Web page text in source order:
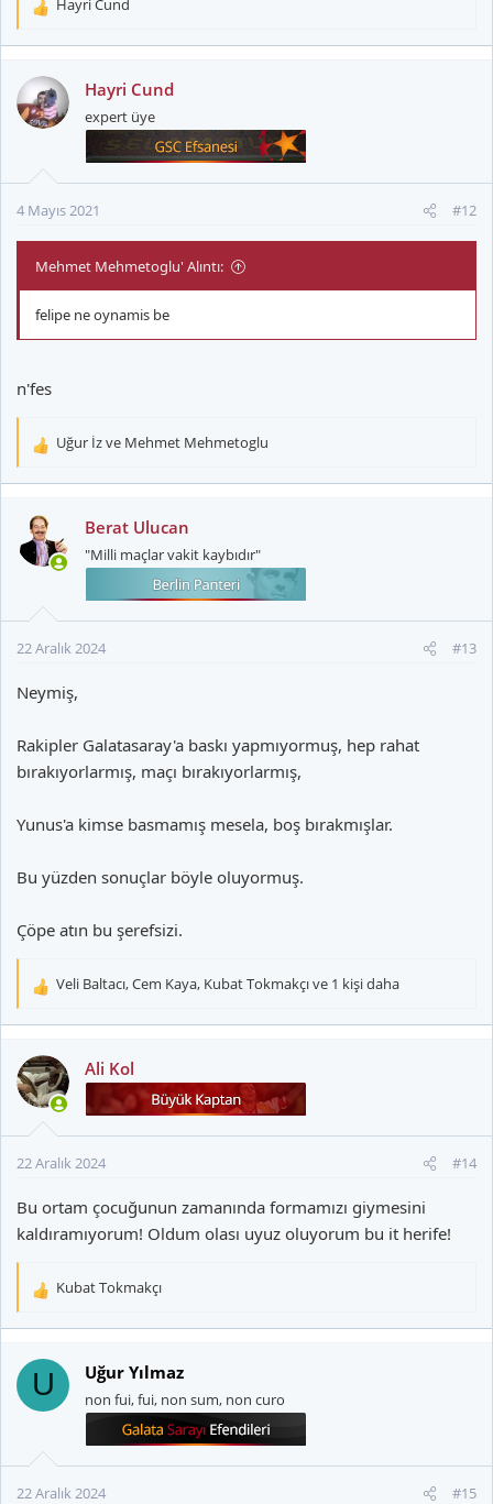
T
k
i
l
Hayri Cund
Hayri Cund
expert üye
4 Mayıs 2021 #12
Mehmet Mehmetoglu' Alıntı:
felipe ne oynamis be
n'fes
T
k
i
l
Uğur İzve Mehmet Mehmetoglu
Berat Ulucan
"Milli maçlar vakit kaybıdır"
22 Aralık 2024 #13
Neymiş,
Rakipler Galatasaray'a baskı yapmıyormuş, hep rahat
bırakıyorlarmış, maçı bırakıyorlarmış,
Yunus'a kimse basmamış mesela, boş bırakmışlar.
Bu yüzden sonuçlar böyle oluyormuş.
Çöpe atın bu şerefsizi.
T
k
i
l
:
Veli Baltacı,Cem Kaya, Kubat Tokmakçıve 1 kişi daha
Ali Kol
22 Aralık 2024 #14
Bu ortam çocuğunun zamanında formamızı giymesini
kaldıramıyorum! Oldum olası uyuz oluyorum bu it herife!
T
k
l
Kubat Tokmakçı
U Uğur Yılmaz
non fui, fui, non sum, non curo
22 Aralık 2024 #15